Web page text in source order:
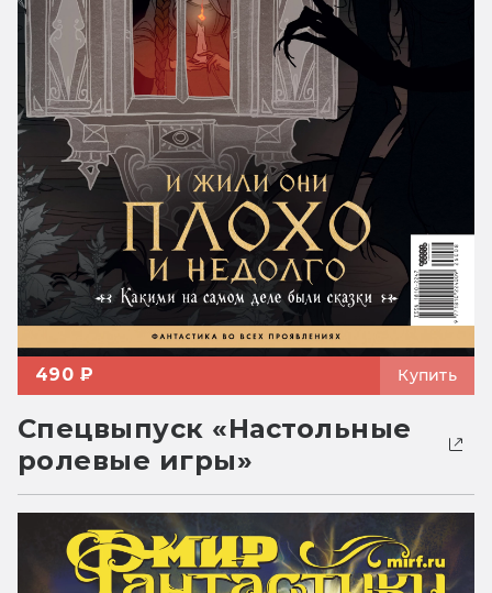
490 ₽ Купить
Спецвыпуск «Настольные
ролевые игры»